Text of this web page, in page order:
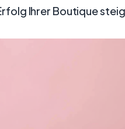
Ihrer Boutique